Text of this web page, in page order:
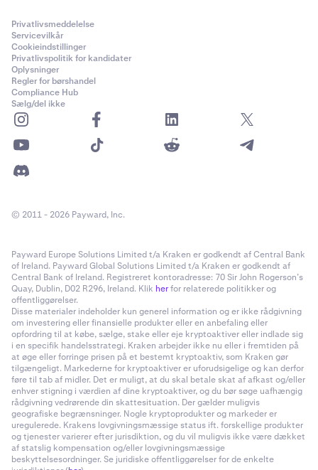
Privatlivsmeddelelse
Servicevilkår
Cookieindstillinger
Privatlivspolitik for kandidater
Oplysninger
Regler for børshandel
Compliance Hub
Sælg/del ikke
© 2011 - 2026 Payward, Inc.
Payward Europe Solutions Limited t/a Kraken er godkendt af Central Bank
of Ireland. Payward Global Solutions Limited t/a Kraken er godkendt af
Central Bank of Ireland. Registreret kontoradresse: 70 Sir John Rogerson’s
Quay, Dublin, D02 R296, Ireland. Klik herfor relaterede politikker og
offentliggørelser.
Disse materialer indeholder kun generel information og er ikke rådgivning
om investering eller finansielle produkter eller en anbefaling eller
opfordring til at købe, sælge, stake eller eje kryptoaktiver eller indlade sig
i en specifik handelsstrategi. Kraken arbejder ikke nu eller i fremtiden på
at øge eller forringe prisen på et bestemt kryptoaktiv, som Kraken gør
tilgængeligt. Markederne for kryptoaktiver er uforudsigelige og kan derfor
føre til tab af midler. Det er muligt, at du skal betale skat af afkast og/eller
enhver stigning i værdien af dine kryptoaktiver, og du bør søge uafhængig
rådgivning vedrørende din skattesituation. Der gælder muligvis
geografiske begrænsninger. Nogle kryptoprodukter og markeder er
uregulerede. Krakens lovgivningsmæssige status ift. forskellige produkter
og tjenester varierer efter jurisdiktion, og du vil muligvis ikke være dækket
af statslig kompensation og/eller lovgivningsmæssige
beskyttelsesordninger. Se juridiske offentliggørelser for de enkelte